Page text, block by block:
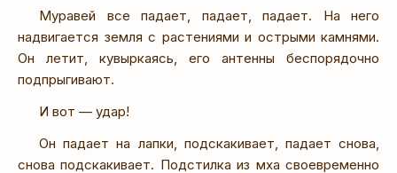
Муравей все падает, падает, падает. На него
надвигается земля с растениями и острыми камнями.
Он летит, кувыркаясь, его антенны беспорядочно
подпрыгивают.
И вот — удар!
Он падает на лапки, подскакивает, падает снова,
снова подскакивает. Подстилка из мха своевременно